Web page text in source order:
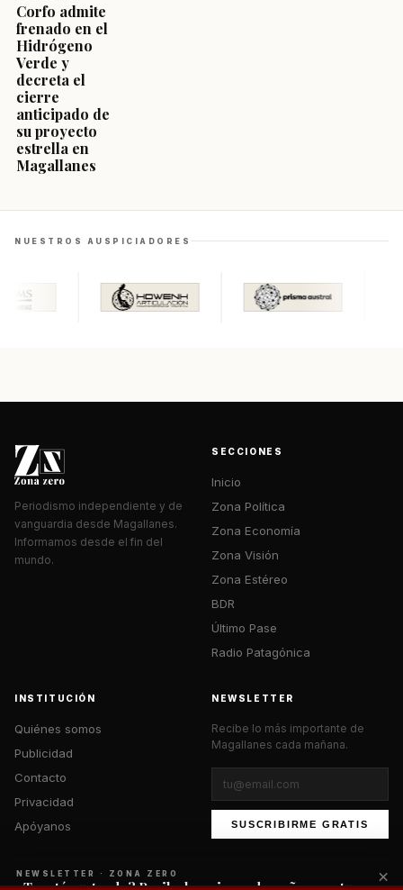
Corfo admite
frenado en el
Hidrógeno
Verde y
decreta el
cierre
anticipado de
su proyecto
estrella en
Magallanes
NUESTROS AUSPICIADORES
Periodismo independiente y de
vanguardia desde Magallanes.
Informamos desde el fin del
mundo.
SECCIONES
Inicio
Zona Política
Zona Economía
Zona Visión
Zona Estéreo
BDR
Último Pase
Radio Patagónica
INSTITUCIÓN
Quiénes somos
Publicidad
Contacto
Privacidad
Apóyanos
NEWSLETTER
Recibe lo más importante de
Magallanes cada mañana.
SUSCRIBIRME GRATIS
NEWSLETTER · ZONA ZERO ×